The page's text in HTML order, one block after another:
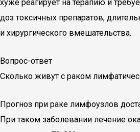
хуже реагирует на терапию и
доз токсичных препаратов,
и хирургического вмешательства.
Вопрос-ответ
Сколько живут с раком
Прогноз при раке лимфоузлов
При таком заболевании лечение